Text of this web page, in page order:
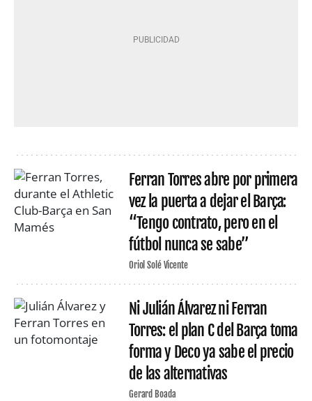
Ferran Torres abre por primera
vez la puerta a dejar el Barça:
“Tengo contrato, pero en el
fútbol nunca se sabe”
Oriol Solé Vicente
Ni Julián Álvarez ni Ferran
Torres: el plan C del Barça toma
forma y Deco ya sabe el precio
de las alternativas
Gerard Boada